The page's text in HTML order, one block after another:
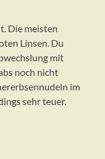
Die meisten
Linsen. Du
mit
noch nicht
im
sehr teuer.